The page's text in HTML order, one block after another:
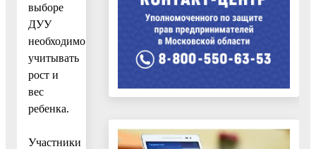
выборе
ДУУ
необходимо
учитывать
рост и
вес
ребенка.
Участники